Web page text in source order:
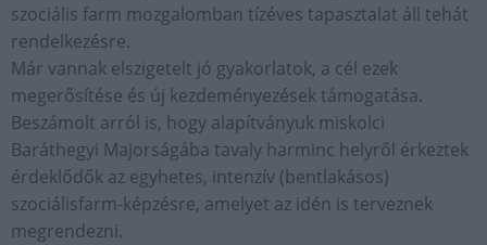
szociális farm mozgalomban tízéves tapasztalat áll tehát
rendelkezésre.
Már vannak elszigetelt jó gyakorlatok, a cél ezek
megerősítése és új kezdeményezések támogatása.
Beszámolt arról is, hogy alapítványuk miskolci
Baráthegyi Majorságába tavaly harminc helyről érkeztek
érdeklődők az egyhetes, intenzív (bentlakásos)
szociálisfarm-képzésre, amelyet az idén is terveznek
megrendezni.